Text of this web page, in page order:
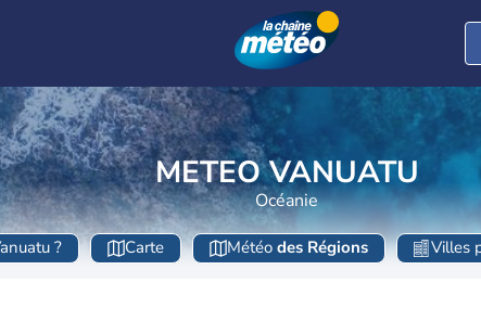
METEO VANUATU
Océanie
? Carte Météo des Régions Villes